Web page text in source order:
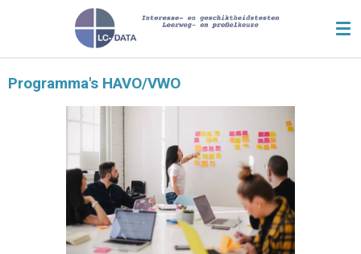
hoofdinhoud
Programma's HAVO/VWO